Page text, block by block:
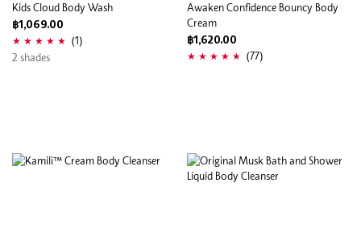
Kids Cloud Body Wash
฿1,069.00
(1)
2 shades
Awaken Confidence Bouncy Body
Cream
฿1,620.00
(77)